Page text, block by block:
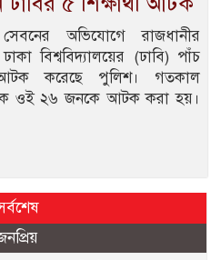
অভিযোগে রাজধানীর
বিশ্ববিদ্যালয়ের (ঢাবি) পাঁচ
আটক করেছে পুলিশ। গতকাল
ওই ২৬ জনকে আটক করা হয়।